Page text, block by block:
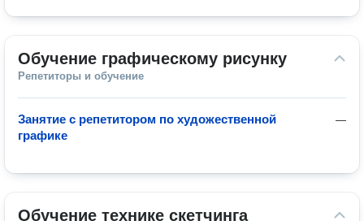
Обучение графическому рисунку
Репетиторы и обучение
—
Занятие с репетитором по художественной
графике
Обучение технике скетчинга